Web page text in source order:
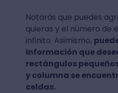
Notarás que puedes
quieras y el número de
infinito. Asimismo,
información que
rectángulos
y columna se
celdas.